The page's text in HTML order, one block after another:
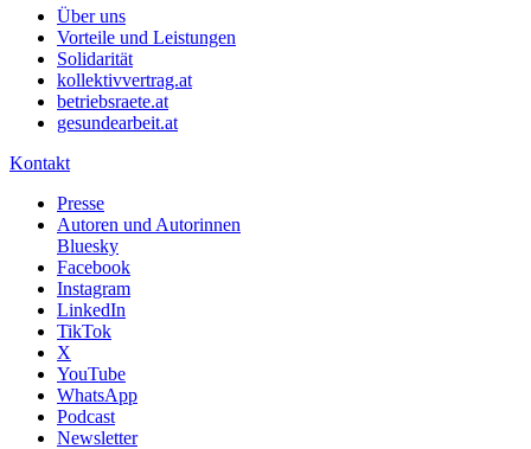
Über uns
Vorteile und Leistungen
Solidarität
kollektivvertrag.at
betriebsraete.at
gesundearbeit.at
Kontakt
Presse
Autoren und Autorinnen
Bluesky
Facebook
Instagram
LinkedIn
TikTok
X
YouTube
WhatsApp
Podcast
Newsletter